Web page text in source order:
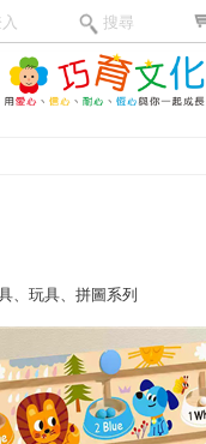
搜尋
、玩具、拼圖系列